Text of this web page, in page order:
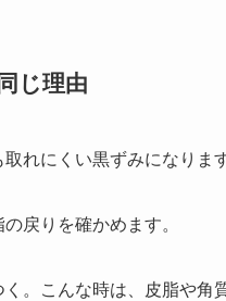
じ理由
れにくい黒ずみになります
戻りを確かめます。
。こんな時は、皮脂や角